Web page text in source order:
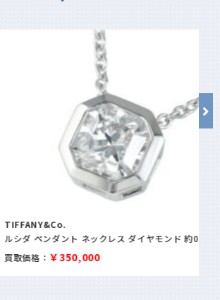
ト ネックレス ダイヤモンド 約0.50ct PT950